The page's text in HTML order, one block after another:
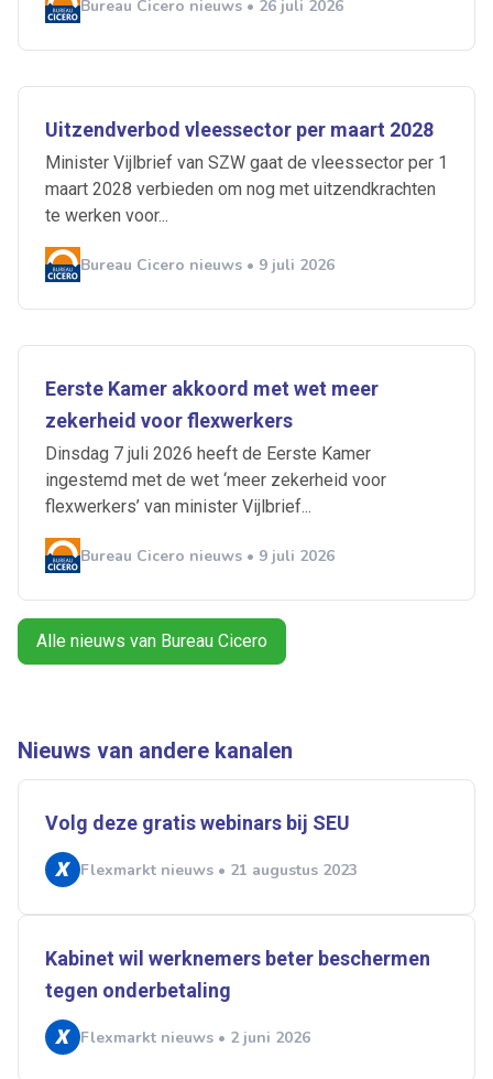
Bureau Cicero nieuws • 26 juli 2026
Uitzendverbod vleessector per maart 2028
Minister Vijlbrief van SZW gaat de vleessector per 1
maart 2028 verbieden om nog met uitzendkrachten
te werken voor...
Bureau Cicero nieuws • 9 juli 2026
Eerste Kamer akkoord met wet meer
zekerheid voor flexwerkers
Dinsdag 7 juli 2026 heeft de Eerste Kamer
ingestemd met de wet ‘meer zekerheid voor
flexwerkers’ van minister Vijlbrief...
Bureau Cicero nieuws • 9 juli 2026
Alle nieuws van Bureau Cicero
Nieuws van andere kanalen
Volg deze gratis webinars bij SEU
Flexmarkt nieuws • 21 augustus 2023
Kabinet wil werknemers beter beschermen
tegen onderbetaling
Flexmarkt nieuws • 2 juni 2026
Ontvang vacatures direct in
je mailbox
Alerts ontvangen
Artikelen zoeken
Alles Ingezonden ABU
Bureau Cicero
Normering Arbeid
ZiPconomy